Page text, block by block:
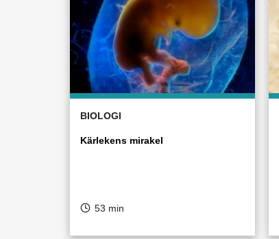
BIOLOGI
Kärlekens mirakel
53 min